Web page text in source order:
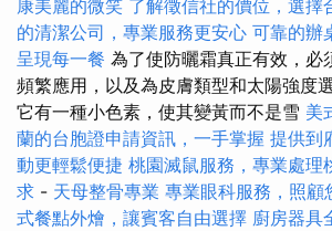
康美麗的微笑 了解徵信社的價位，選擇
的清潔公司，專業服務更安心 可靠的辦
呈現每一餐 為了使防曬霜真正有效，必
頻繁應用，以及為皮膚類型和太陽強度
它有一種小色素，使其變黃而不是雪 美
蘭的台胞證申請資訊，一手掌握 提供到
動更輕鬆便捷 桃園滅鼠服務，專業處理
求 - 天母整骨專業 專業眼科服務，照顧
式餐點外燴，讓賓客自由選擇 廚房器具